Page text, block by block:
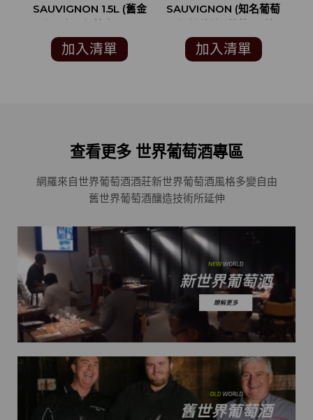
SAUVIGNON 1.5L (舊金
FRANCISCO
INTERNATIONAL
加入清單
SAUVIGNON (知名葡萄
者”WINE ENTHUSIAST
93分)
加入清單
查看更多 世界葡萄酒專區
網羅來自世界葡萄酒酒莊新世界葡萄酒風格多變自由
舊世界葡萄酒釀造技術所延伸